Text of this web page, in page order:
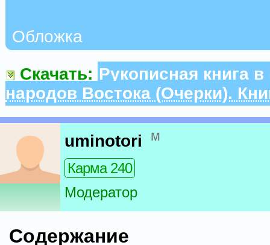
Обложка
Скачать: Рукописная книга в
народов Востока (Очерки).
uminotori м
Карма 240
Модератор
Содержание